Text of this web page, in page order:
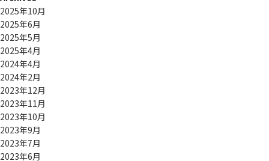
2025年10月
2025年6月
2025年5月
2025年4月
2024年4月
2024年2月
2023年12月
2023年11月
2023年10月
2023年9月
2023年7月
2023年6月